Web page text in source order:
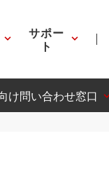
サポー
ト
け問い合わせ窓口